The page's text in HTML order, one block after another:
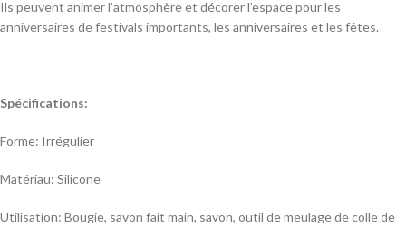
Ils peuvent animer l’atmosphère et décorer l’espace pour les
anniversaires de festivals importants, les anniversaires et les fêtes.
Spécifications:
Forme: Irrégulier
Matériau: Silicone
Utilisation: Bougie, savon fait main, savon, outil de meulage de colle de